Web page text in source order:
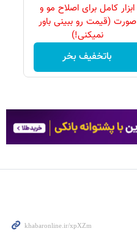
ابزار کامل برای اصلاح مو و
صورت (قیمت رو ببینی باور
نمیکنی!)
باتخفیف بخر